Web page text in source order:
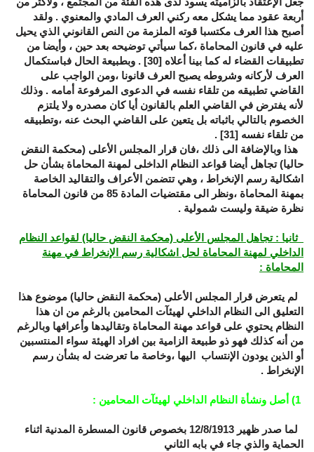
أربعة عقود مما يشكل معه ركني العرف المادي والمعنوي . ولقد
أصبح هذا العرف مكتسبا قوته الملزمة من النص القانوني الذي يحيل
عليه في قانون المحاماة ،كما سيأتي توضيحه بعد حين ، وأيضا من
تطبيقات القضاء له كما بينا أعلاه [30] . وبطبيعة الحال فباستكمال
العرف لأركانه وشروطه يصبح العرف قانونا ،ومن الواجب على
القاضي تطبيقه من تلقاء نفسه في الدعوى المرفوعة أمامه . وذلك
لأنه يفترض في القاضي العلم بالقانون أيا كان مصدره ولا يلتزم
الخصوم بالتالي باثباته بل يتعين على القاضي البحث عنه ،وتطبيقه
من تلقاء نفسه [31]
.
هذا وبالإضافة الى ذلك ،فان قرار المجلس الأعلى (محكمة النقض
حاليا) تجاهل أيضا قواعد النظام الداخلى لمهنة المحاماة بشأن حل
اشكالية رسم الإنخراط ، وهي تتضمن الأعراف والتقاليد الخاصة
بمهنة المحاماة ،ونظر الى مقتضيات المادة 85 من قانون المحاماة
نظرة ضيقة وليست شمولية .
ثانيا : تجاهل المجلس الأعلى (محكمة النقض حاليا) لقواعد النظام
الداخلي لمهنة المحاماة لحل اشكالية رسم الإنخراط في مهنة
المحاماة :
لم يتعرض قرار المجلس الأعلى (محكمة النقض حاليا) موضوع هذا
التعليق الى النظام الداخلي لهيئآت المحامين بالرغم من ان هذا
النظام يحتوي على قواعد مهنة المحاماة وتقاليدها وأعرافها وبالرغم
من أنه كذلك فهو ذو طبيعة الزامية بين افراد الهيئة سواء المنتسبين
أو الذين يودون الإنتساب اليها ،وخاصة ما تعرضت له بشأن رسم
الإنخراط .
:
لما صدر ظهير 12/8/1913 بخصوص قانون المسطرة المدنية اثناء
الحماية والذي جاء في بابه الثاني